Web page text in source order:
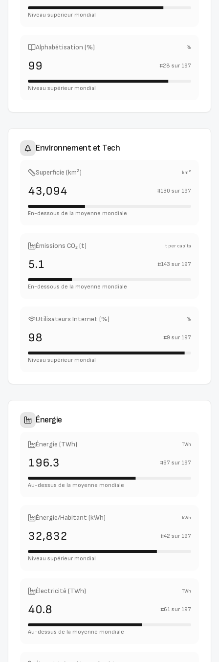
Niveau supérieur mondial
Alphabétisation (%) %
99 #28 sur 197
Niveau supérieur mondial
Environnement et Tech
Superficie (km²) km²
43,094 #130 sur 197
En-dessous de la moyenne mondiale
Émissions CO₂ (t) t per capita
5.1 #143 sur 197
En-dessous de la moyenne mondiale
Utilisateurs Internet (%) %
98 #9 sur 197
Niveau supérieur mondial
Énergie
Énergie (TWh) TWh
196.3 #67 sur 197
Au-dessus de la moyenne mondiale
Énergie/Habitant (kWh) kWh
32,832 #42 sur 197
Niveau supérieur mondial
Électricité (TWh) TWh
40.8 #61 sur 197
Au-dessus de la moyenne mondiale